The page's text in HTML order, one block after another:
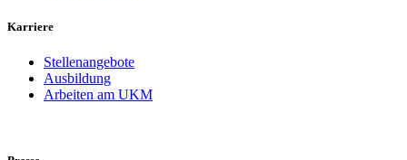
Karriere
Stellenangebote
Ausbildung
Arbeiten am UKM